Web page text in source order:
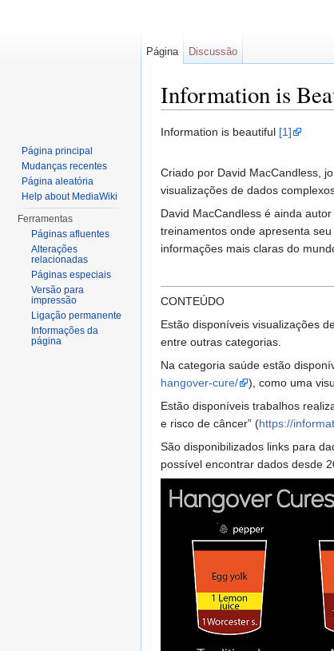
Information is
Information is beautiful [1]
Criado por David MacCandless,
visualizações de dados
David MacCandless é ainda
treinamentos onde apresenta
informações mais claras do
CONTEÚDO
Estão disponíveis visualizações
entre outras categorias.
Na categoria saúde estão
hangover-cure/
), como uma
Estão disponíveis trabalhos
e risco de câncer” (https://
São disponibilizados links para
possível encontrar dados desde
Página Discussão
Página principal
Mudanças recentes
Página aleatória
Help about MediaWiki
Ferramentas
Páginas afluentes
Alterações
relacionadas
Páginas especiais
Versão para
impressão
Ligação permanente
Informações da
página